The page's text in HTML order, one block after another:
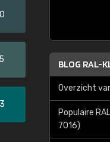
BLOG RAL-
Overzicht
Populaire
7016)